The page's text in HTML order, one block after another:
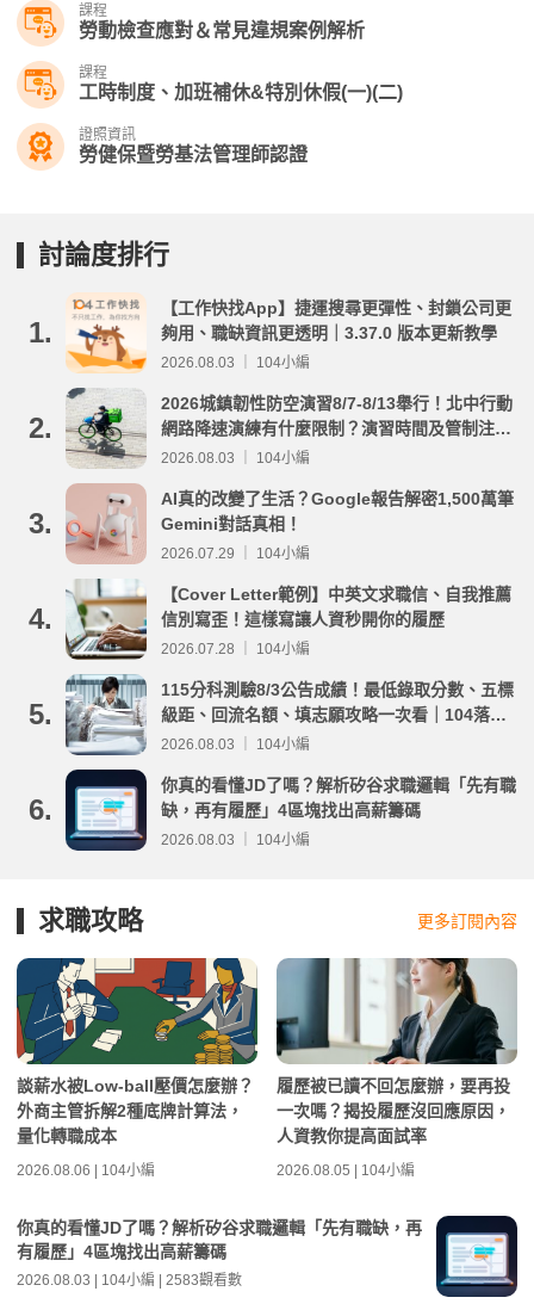
課程
勞動檢查應對＆常見違規案例解析
課程
工時制度、加班補休&特別休假(一)(二)
證照資訊
勞健保暨勞基法管理師認證
討論度排行
1.
【工作快找App】捷運搜尋更彈性、封鎖公司更
夠用、職缺資訊更透明｜3.37.0 版本更新教學
2026.08.03 ｜ 104小編
2.
2026城鎮韌性防空演習8/7-8/13舉行！北中行動
網路降速演練有什麼限制？演習時間及管制注意
事項整理
2026.08.03 ｜ 104小編
3.
AI真的改變了生活？Google報告解密1,500萬筆
Gemini對話真相！
2026.07.29 ｜ 104小編
4.
【Cover Letter範例】中英文求職信、自我推薦
信別寫歪！這樣寫讓人資秒開你的履歷
2026.07.28 ｜ 104小編
5.
115分科測驗8/3公告成績！最低錄取分數、五標
級距、回流名額、填志願攻略一次看｜104落點
分析
2026.08.03 ｜ 104小編
6.
你真的看懂JD了嗎？解析矽谷求職邏輯「先有職
缺，再有履歷」4區塊找出高薪籌碼
2026.08.03 ｜ 104小編
求職攻略 更多訂閱內容
談薪水被Low-ball壓價怎麼辦？
外商主管拆解2種底牌計算法，
量化轉職成本
2026.08.06 | 104小編
履歷被已讀不回怎麼辦，要再投
一次嗎？揭投履歷沒回應原因，
人資教你提高面試率
2026.08.05 | 104小編
你真的看懂JD了嗎？解析矽谷求職邏輯「先有職缺，再
有履歷」4區塊找出高薪籌碼
2026.08.03 | 104小編 | 2583觀看數